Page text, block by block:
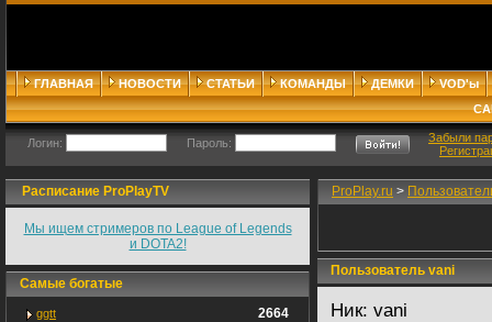
ГЛАВНАЯ НОВОСТИ СТАТЬИ КОМАНДЫ ДЕМКИ
VOD'ы
Логин: Пароль:
Забыли
Расписание ProPlayTV
Мы ищем стримеров по League of Legends
и DOTA2!
Самые богатые
ggtt 2664
ProPlay.ru >
Пользователь vani
Ник: vani